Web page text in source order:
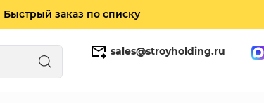
Быстрый заказ по списку
sales@stroyholding.ru